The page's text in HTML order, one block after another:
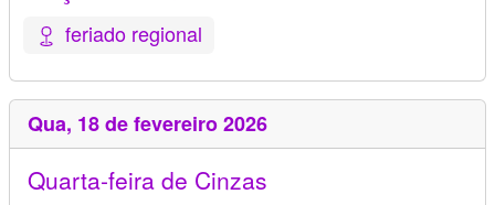
feriado regional
Qua, 18 de fevereiro 2026
Quarta-feira de Cinzas